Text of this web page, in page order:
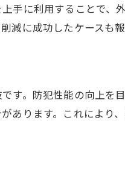
手に利用することで、
に成功したケースも報
す。防犯性能の向上を
ります。これにより